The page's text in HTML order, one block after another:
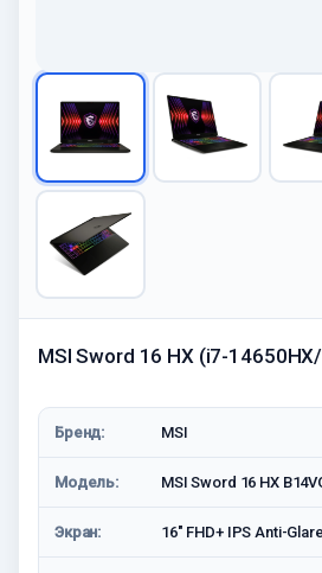
MSI Sword 16 HX (i7-
Бренд: MSI
Модель: MSI Sword 16 HX
Экран: 16" FHD+ IPS Anti-